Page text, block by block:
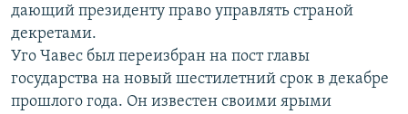
СИБИРЬ.РЕАЛИИ
РАСПИСАНИЕ ВЕЩАНИЯ
ПОДПИШИТЕСЬ НА РАССЫЛКУ
дающий президенту право управлять страной
декретами.
Уго Чавес был переизбран на пост главы
государства на новый шестилетний срок в декабре
прошлого года. Он известен своими ярыми